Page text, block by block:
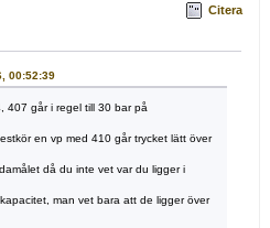
Citera
00:52:39
407 går i regel till 30 bar på
en vp med 410 går trycket lätt över
då du inte vet var du ligger i
man vet bara att de ligger över